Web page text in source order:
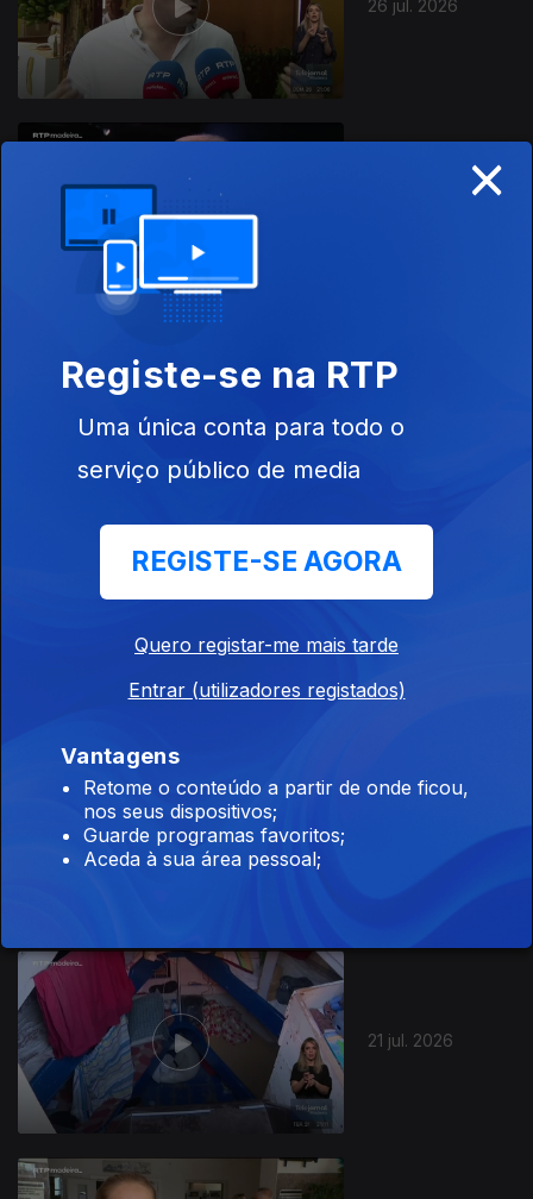
26 jul. 2026
24 jul. 2026
21 jul. 2026
×
Registe-se na RTP
Uma única conta para todo o
serviço público de media
REGISTE-SE AGORA
Quero registar-me mais tarde
Entrar (utilizadores registados)
Vantagens
Retome o conteúdo a partir de onde ficou,
nos seus dispositivos;
Guarde programas favoritos;
Aceda à sua área pessoal;